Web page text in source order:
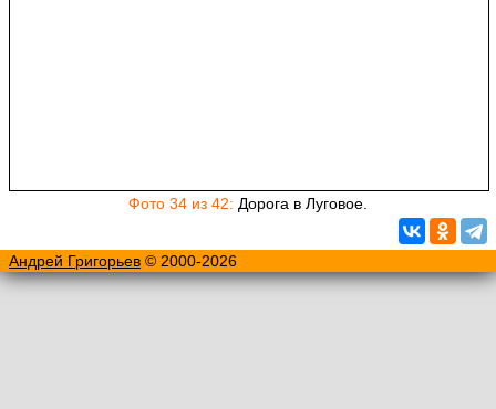
Фото 34 из 42: Дорога в Луговое.
Андрей Григорьев © 2000-2026